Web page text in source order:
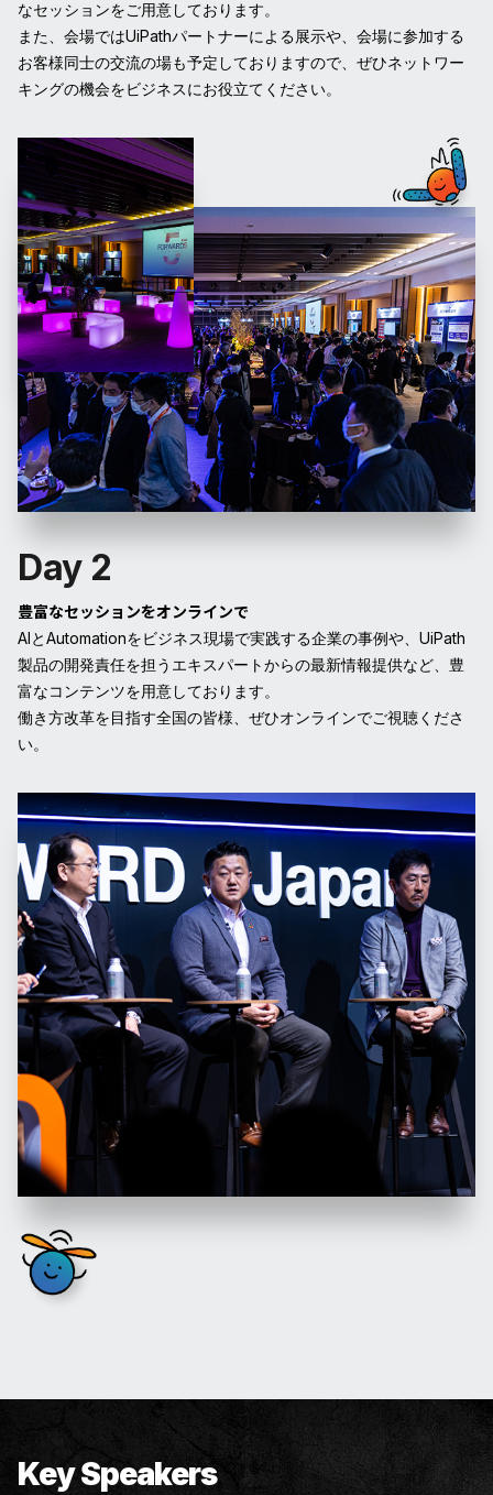
なセッションをご用意しております。
また、会場ではUiPathパートナーによる展示や、会場に参加する
お客様同士の交流の場も予定しておりますので、ぜひネットワー
キングの機会をビジネスにお役立てください。
Day 2
豊富なセッションをオンラインで
AIとAutomationをビジネス現場で実践する企業の事例や、UiPath
製品の開発責任を担うエキスパートからの最新情報提供など、豊
富なコンテンツを用意しております。
働き方改革を目指す全国の皆様、ぜひオンラインでご視聴くださ
い。
Key Speakers